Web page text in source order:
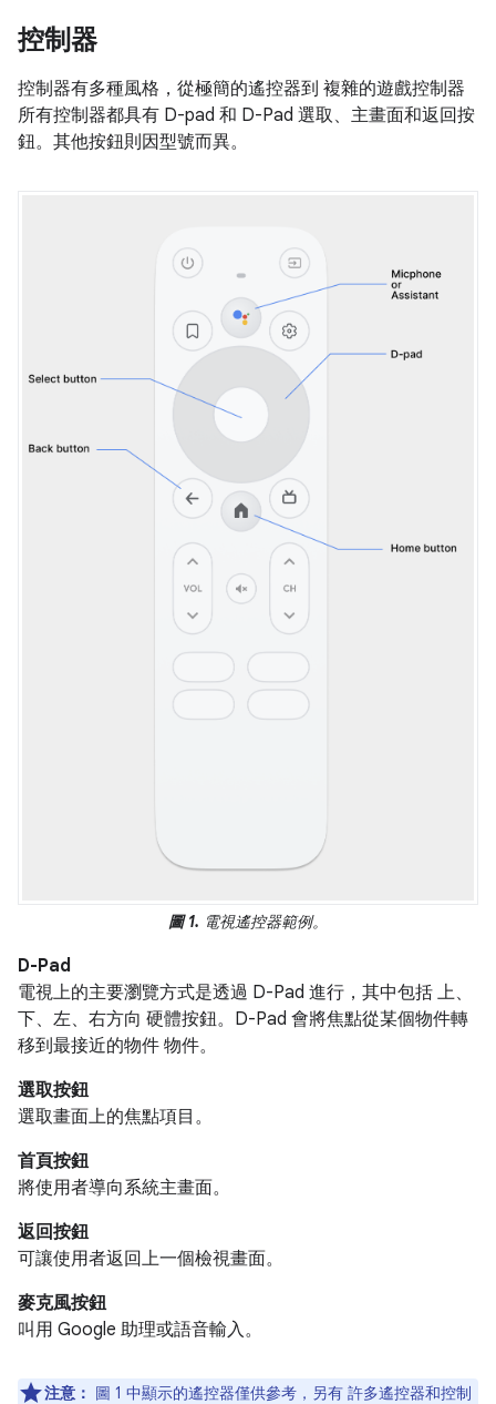
控制器
控制器有多種風格，從極簡的遙控器到 複雜的遊戲控制器
所有控制器都具有 D-pad 和 D-Pad 選取、主畫面和返回按
鈕。其他按鈕則因型號而異。
圖 1. 電視遙控器範例。
D-Pad
電視上的主要瀏覽方式是透過 D-Pad 進行，其中包括 上、
下、左、右方向 硬體按鈕。D-Pad 會將焦點從某個物件轉
移到最接近的物件 物件。
選取按鈕
選取畫面上的焦點項目。
首頁按鈕
將使用者導向系統主畫面。
返回按鈕
可讓使用者返回上一個檢視畫面。
麥克風按鈕
叫用 Google 助理或語音輸入。
注意： 圖 1 中顯示的遙控器僅供參考，另有 許多遙控器和控制